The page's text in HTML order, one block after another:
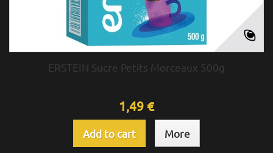
ERSTEIN Sucre Petits Morceaux 500g
1,49 €
Add to cart More